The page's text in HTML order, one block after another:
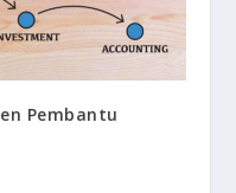
Pembantu